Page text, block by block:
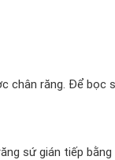
chân răng. Để bọc
sứ gián tiếp